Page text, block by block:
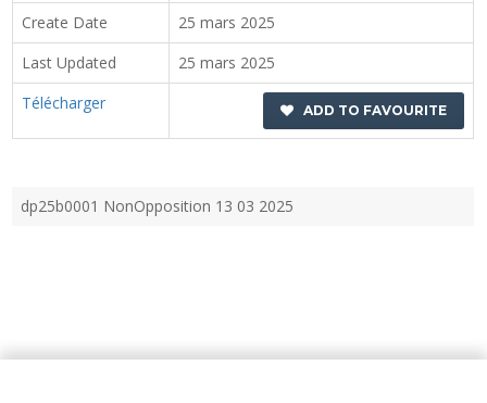
Create Date
25 mars 2025
Last Updated
25 mars 2025
Télécharger
ADD TO FAVOURITE
dp25b0001 NonOpposition 13 03 2025